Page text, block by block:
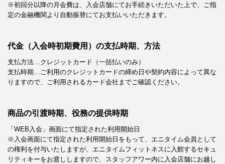
※初回分以降の月会費は、入会店舗にてお手続きいただいた上で、ご指
定の金融機関より自動振替にてお支払いいただきます。
代金（入会時初期費用）の支払時期、方法
支払方法…クレジットカード（一括払いのみ）
支払時期…ご利用のクレジットカードの締め日や契約内容によって異な
りますので、ご利用されるカード会社までご確認ください。
商品の引渡時期、役務の提供時期
「WEB入会」画面にて指定された利用開始日
※入会画面にて指定された利用開始日をもって、エニタイム会員として
の権利を付与いたしますが、エニタイムフィットネスに入館するセキュ
リティキーをお渡ししますので、スタッフアワー内に入会店舗にお越し